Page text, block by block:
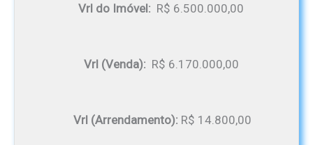
Vrl do Imóvel: R$ 6.500.000,00
Vrl (Venda): R$ 6.170.000,00
Vrl (Arrendamento): R$ 14.800,00